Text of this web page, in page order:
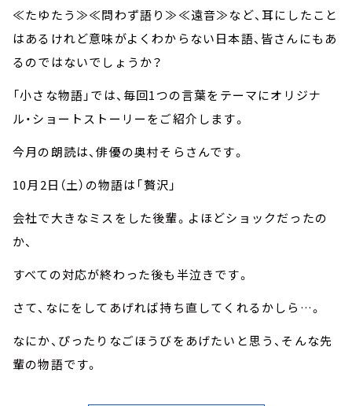
≪たゆたう≫≪問わず語り≫≪遠音≫など、耳にしたこと
はあるけれど意味がよくわからない日本語、皆さんにもあ
るのではないでしょうか？
「小さな物語」では、毎回1つの言葉をテーマにオリジナ
ル・ショートストーリーをご紹介します。
今月の朗読は、俳優の奥村そらさんです。
10月2日（土）の物語は「贅沢」
会社で大きなミスをした後輩。よほどショックだったの
か、
すべての対応が終わった後も半泣きです。
さて、なにをしてあげれば持ち直してくれるかしら…。
なにか、ぴったりなごほうびをあげたいと思う、そんな先
輩の物語です。